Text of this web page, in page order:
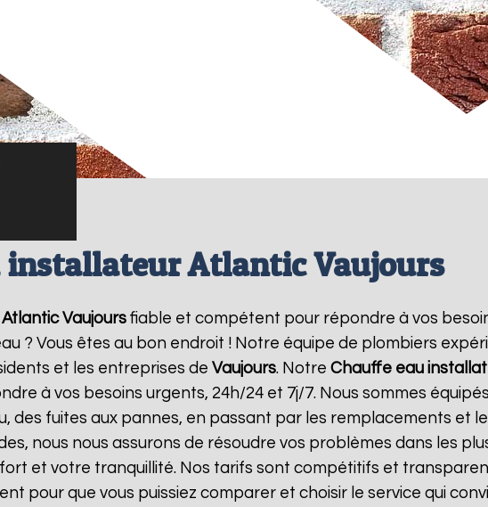
installateur Atlantic Vaujours
Vaujours fiable et compétent pour répondre à vos
? Vous êtes au bon endroit ! Notre équipe de plombiers
et les entreprises de Vaujours. Notre Chauffe eau
à vos besoins urgents, 24h/24 et 7j/7. Nous sommes
des fuites aux pannes, en passant par les remplacements et
nous nous assurons de résoudre vos problèmes dans les
et votre tranquillité. Nos tarifs sont compétitifs et
pour que vous puissiez comparer et choisir le service qui